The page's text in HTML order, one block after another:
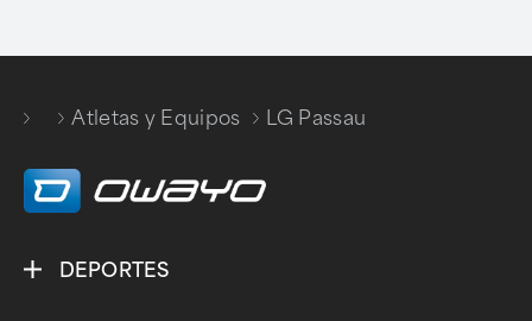
Atletas y Equipos
LG Passau
DEPORTES